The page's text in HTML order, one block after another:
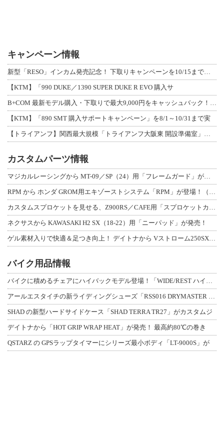
キャンペーン情報
【KTM】「990 DUKE／1390 SUPER DUKE R EVO 購入サ
【KTM】「890 SMT 購入サポートキャンペーン」を8/1～10/31まで実
カスタムパーツ情報
ネクサスから KAWASAKI H2 SX（18-22）用「ニーパッド」が発売！
バイク用品情報
SHAD の新型ハードサイドケース「SHAD TERRA TR27」がカスタムジ
デイトナから「HOT GRIP WRAP HEAT」が発売！ 最高約80℃の巻き
QSTARZ の GPSラップタイマーにシリーズ最小ボディ「LT-9000S」が